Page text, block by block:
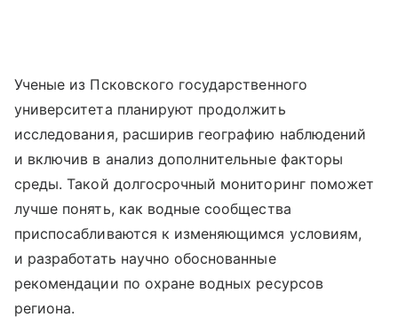
Ученые из Псковского государственного
университета планируют продолжить
исследования, расширив географию наблюдений
и включив в анализ дополнительные факторы
среды. Такой долгосрочный мониторинг поможет
лучше понять, как водные сообщества
приспосабливаются к изменяющимся условиям,
и разработать научно обоснованные
рекомендации по охране водных ресурсов
региона.